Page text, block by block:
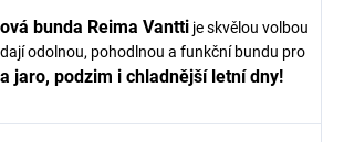
bunda Reima Vantti je skvělou volbou
odolnou, pohodlnou a funkční bundu pro
jaro, podzim i chladnější letní dny!